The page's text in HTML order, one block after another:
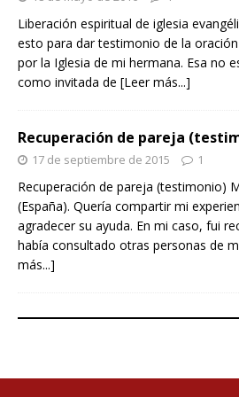
Liberación espiritual de iglesia
esto para dar testimonio de la
por la Iglesia de mi hermana. Esa no
como invitada de [Leer más...]
Recuperación de pareja
17 de septiembre de 2015 1
Recuperación de pareja (testimonio)
(España). Quería compartir mi
agradecer su ayuda. En mi caso, fui
había consultado otras personas de
más...]